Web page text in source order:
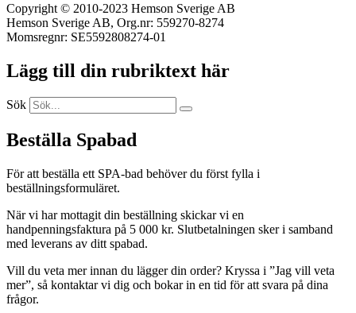
Copyright © 2010-2023 Hemson Sverige AB
Hemson Sverige AB, Org.nr: 559270-8274
Momsregnr: SE5592808274-01
Lägg till din rubriktext här
Sök
Beställa Spabad
För att beställa ett SPA-bad behöver du först fylla i
beställningsformuläret.
När vi har mottagit din beställning skickar vi en
handpenningsfaktura på 5 000 kr. Slutbetalningen sker i samband
med leverans av ditt spabad.
Vill du veta mer innan du lägger din order? Kryssa i ”Jag vill veta
mer”, så kontaktar vi dig och bokar in en tid för att svara på dina
frågor.